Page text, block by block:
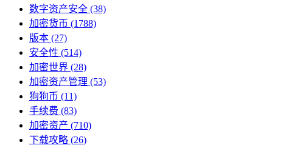
数字资产安全 (38)
加密货币 (1788)
版本 (27)
安全性 (514)
加密世界 (28)
加密资产管理 (53)
狗狗币 (11)
手续费 (83)
加密资产 (710)
下载攻略 (26)